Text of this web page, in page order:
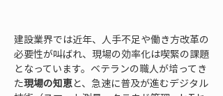
建設業界では近年、人手不足や働き方改革の
必要性が叫ばれ、現場の効率化は喫緊の課題
となっています。ベテランの職人が培ってき
た現場の知恵と、急速に普及が進むデジタル